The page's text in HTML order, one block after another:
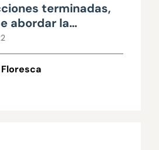
terminadas,
abordar la